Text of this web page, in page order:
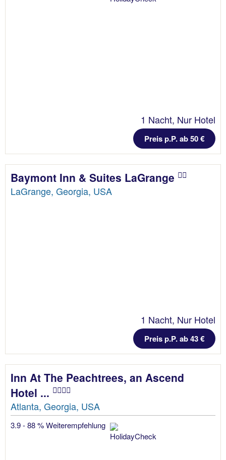
1 Nacht, Nur Hotel
Preis p.P. ab 50 €
Baymont Inn & Suites LaGrange
LaGrange, Georgia, USA
1 Nacht, Nur Hotel
Preis p.P. ab 43 €
Inn At The Peachtrees, an Ascend
Hotel ...
Atlanta, Georgia, USA
3.9 - 88 % Weiterempfehlung